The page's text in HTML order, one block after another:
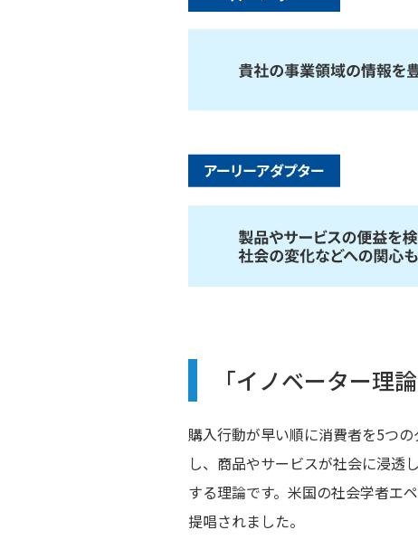
「イノベーター理
購入行動が早い順に消費者を5つ
し、商品やサービスが社会に浸透
する理論です。米国の社会学者エ
提唱されました。